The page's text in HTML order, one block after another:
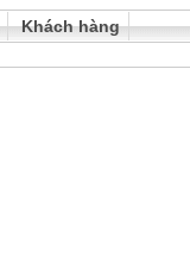
Khách hàng